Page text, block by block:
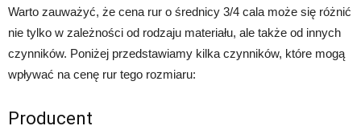
Warto zauważyć, że cena rur o średnicy 3/4 cala może się różnić
nie tylko w zależności od rodzaju materiału, ale także od innych
czynników. Poniżej przedstawiamy kilka czynników, które mogą
wpływać na cenę rur tego rozmiaru:
Producent